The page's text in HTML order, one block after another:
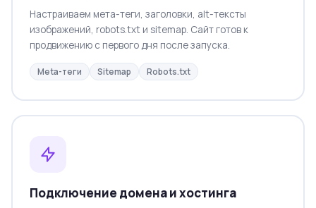
Настраиваем мета-теги, заголовки, alt-тексты
изображений, robots.txt и sitemap. Сайт готов к
продвижению с первого дня после запуска.
Meta-теги Sitemap Robots.txt
Подключение домена и хостинга